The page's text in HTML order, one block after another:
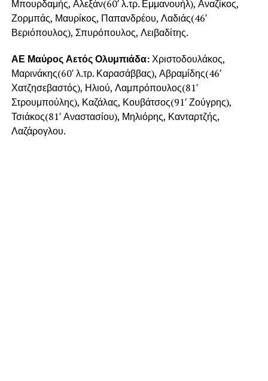
Μπουρδαμής, Αλεξάν(60′ λ.τρ. Εμμανουήλ), Αναζίκος,
Ζορμπάς, Μαυρίκος, Παπανδρέου, Λαδιάς(46′
Βεριόπουλος), Σπυρόπουλος, Λειβαδίτης.
ΑΕ Μαύρος Αετός Ολυμπιάδα:Χριστοδουλάκος,
Μαρινάκης(60′ λ.τρ. Καρασάββας), Αβραμίδης(46′
Χατζησεβαστός), Ηλιού, Λαμπρόπουλος(81′
Στρουμπούλης), Καζάλας, Κουβάτσος(91′ Ζούγρης),
Τσιάκος(81′ Αναστασίου), Μηλιόρης, Κανταρτζής,
Λαζάρογλου.